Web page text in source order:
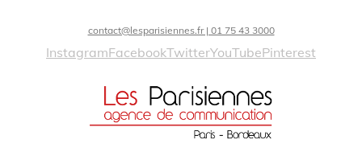
contact@lesparisiennes.fr | 01 75 43 3000
InstagramFacebookTwitterYouTubePinterest